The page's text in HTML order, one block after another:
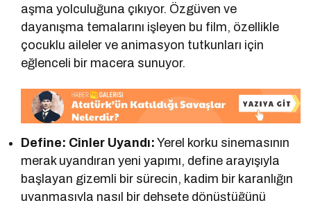
aşma yolculuğuna çıkıyor. Özgüven ve
dayanışma temalarını işleyen bu film, özellikle
çocuklu aileler ve animasyon tutkunları için
eğlenceli bir macera sunuyor.
Define: Cinler Uyandı: Yerel korku sinemasının
merak uyandıran yeni yapımı, define arayışıyla
başlayan gizemli bir sürecin, kadim bir karanlığın
uyanmasıyla nasıl bir dehşete dönüştüğünü